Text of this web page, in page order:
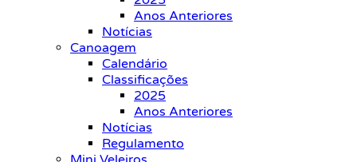
Anos Anteriores
Notícias
Canoagem
Calendário
Classificações
2025
Anos Anteriores
Notícias
Regulamento